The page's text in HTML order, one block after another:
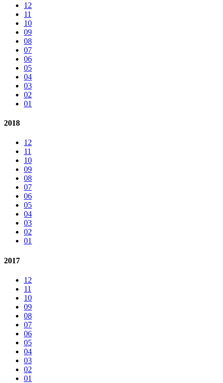
12
11
10
09
08
07
06
05
04
03
02
01
2018
12
11
10
09
08
07
06
05
04
03
02
01
2017
12
11
10
09
08
07
06
05
04
03
02
01